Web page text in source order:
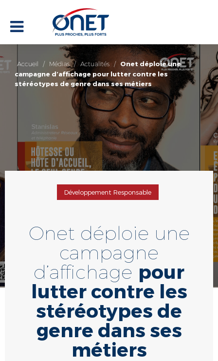
Accueil / Médias / Actualités / Onet déploie une
campagne d’affichage pour lutter contre les
stéréotypes de genre dans ses métiers
Développement Responsable
Onet déploie une
campagne
d’affichage pour
lutter contre les
stéréotypes de
genre dans ses
métiers